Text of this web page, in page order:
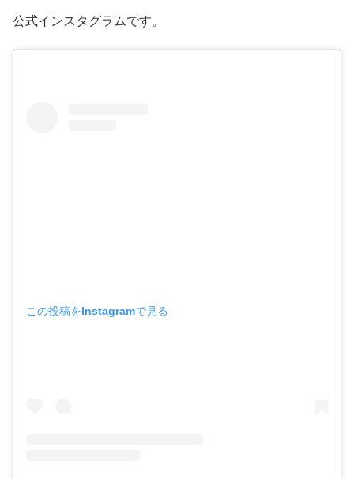
公式インスタグラムです。
この投稿をInstagramで見る